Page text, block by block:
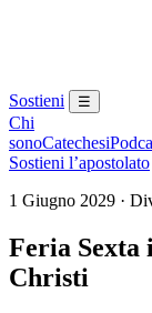
Sostieni ☰
Chi
sonoCatechesi
Sostieni l’apostolato
1 Giugno 2029 ·
Feria Sexta
Christi